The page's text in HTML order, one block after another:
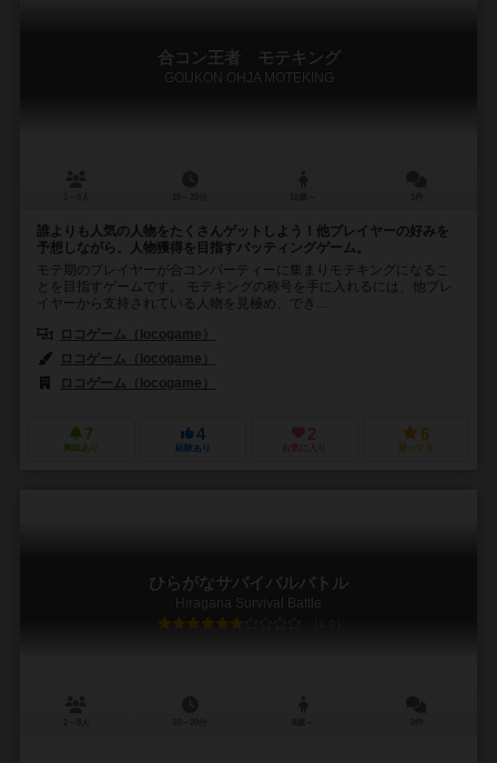
合コン王者 モテキング
GOUKON OHJA MOTEKING
誰よりも人気の人物をたくさんゲットしよう！他プレイヤーの好みを
予想しながら、人物獲得を目指すバッティングゲーム。
モテ期のプレイヤーが合コンパーティーに集まりモテキングになるこ
とを目指すゲームです。 モテキングの称号を手に入れるには、他プレ
イヤーから支持されている人物を見極め、でき...
ロコゲーム（locogame）
ロコゲーム（locogame）
ロコゲーム（locogame）
7
興味あり
4
経験あり
2
お気に入り
6
持ってる
ひらがなサバイバルバトル
Hiragana Survival Battle
6.0